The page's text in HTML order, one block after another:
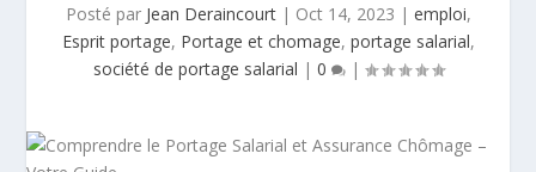
Posté par Jean Deraincourt| Oct 14, 2023 | emploi,
Esprit portage, Portage et chomage, portage salarial,
société de portage salarial | 0 |